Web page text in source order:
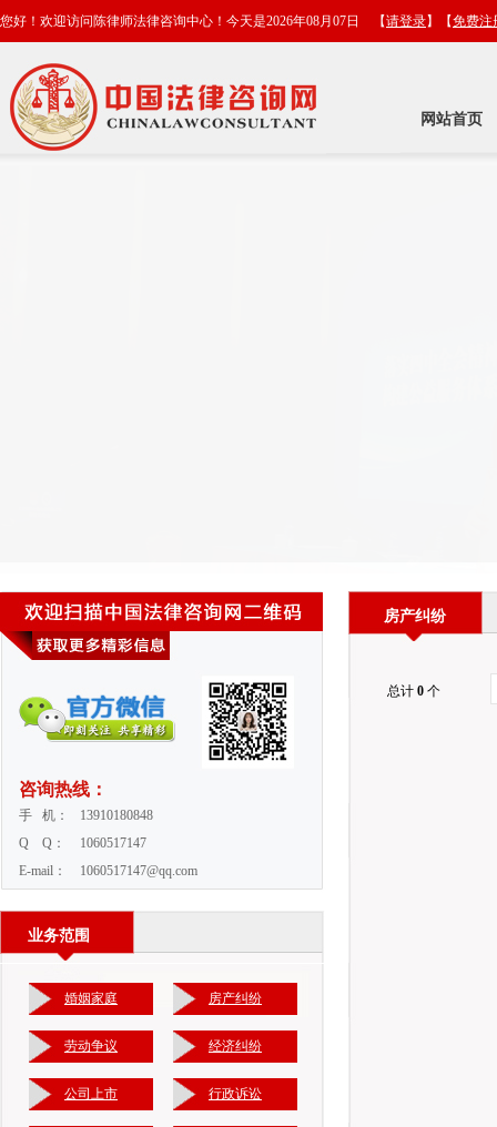
您好！欢迎访问陈律师法律咨询中心！今天是2026年08月07日 【请登录】【免费注
网站首页
咨询热线：
手 机：
13910180848
Q Q：
1060517147
E-mail：
1060517147@qq.com
业务范围
婚姻家庭 房产纠纷
劳动争议 经济纠纷
公司上市 行政诉讼
房产纠纷
总计 0 个